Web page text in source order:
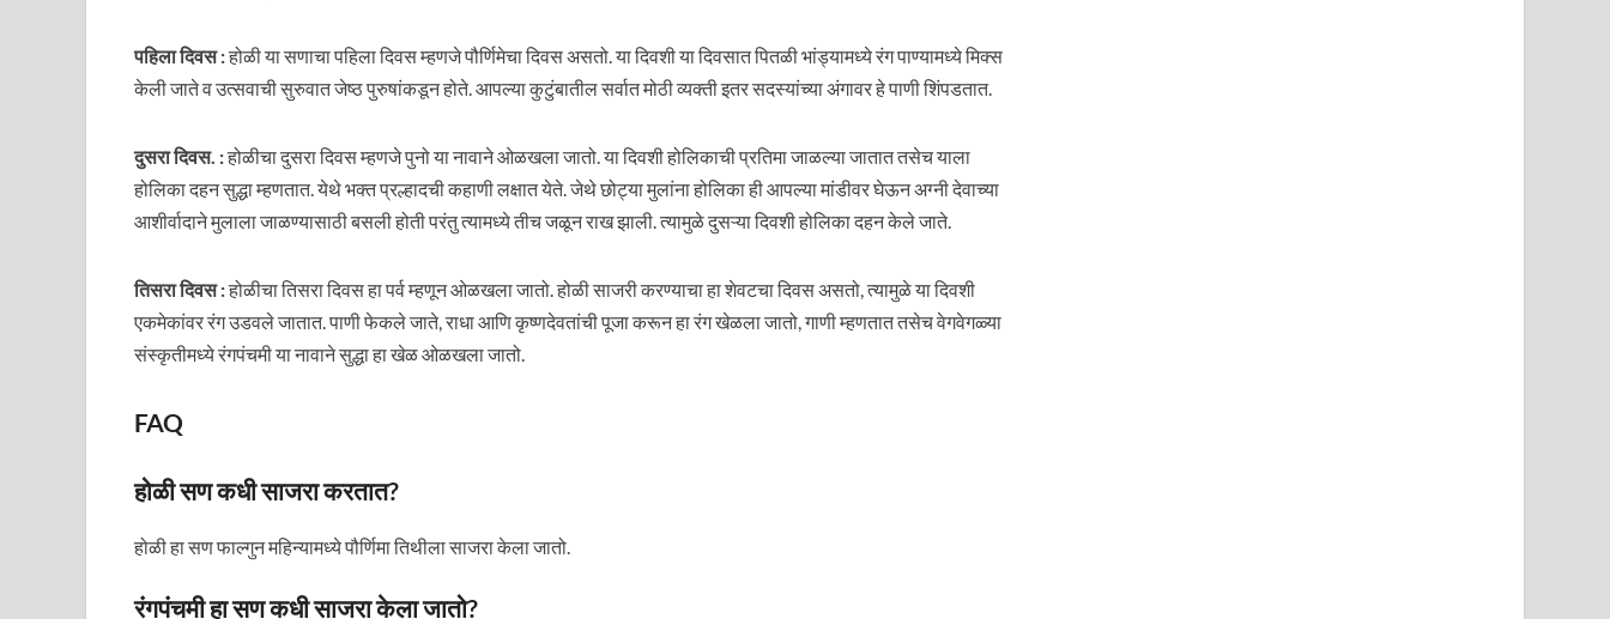
पहिला दिवस :होळी या सणाचा पहिला दिवस म्हणजे पौर्णिमेचा दिवस असतो. या दिवशी या दिवसात पितळी भांड्यामध्ये रंग पाण्यामध्ये मिक्स
केली जाते व उत्सवाची सुरुवात जेष्ठ पुरुषांकडून होते. आपल्या कुटुंबातील सर्वात मोठी व्यक्ती इतर सदस्यांच्या अंगावर हे पाणी शिंपडतात.
दुसरा दिवस. :होळीचा दुसरा दिवस म्हणजे पुनो या नावाने ओळखला जातो. या दिवशी होलिकाची प्रतिमा जाळल्या जातात तसेच याला
होलिका दहन सुद्धा म्हणतात. येथे भक्त प्रल्हादची कहाणी लक्षात येते. जेथे छोट्या मुलांना होलिका ही आपल्या मांडीवर घेऊन अग्नी देवाच्या
आशीर्वादाने मुलाला जाळण्यासाठी बसली होती परंतु त्यामध्ये तीच जळून राख झाली. त्यामुळे दुसऱ्या दिवशी होलिका दहन केले जाते.
तिसरा दिवस :होळीचा तिसरा दिवस हा पर्व म्हणून ओळखला जातो. होळी साजरी करण्याचा हा शेवटचा दिवस असतो, त्यामुळे या दिवशी
एकमेकांवर रंग उडवले जातात. पाणी फेकले जाते, राधा आणि कृष्णदेवतांची पूजा करून हा रंग खेळला जातो, गाणी म्हणतात तसेच वेगवेगळ्या
संस्कृतीमध्ये रंगपंचमी या नावाने सुद्धा हा खेळ ओळखला जातो.
FAQ
होळी सण कधी साजरा करतात?
होळी हा सण फाल्गुन महिन्यामध्ये पौर्णिमा तिथीला साजरा केला जातो.
रंगपंचमी हा सण कधी साजरा केला जातो?